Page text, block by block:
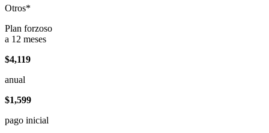
Otros*
Plan forzoso
a 12 meses
$4,119
anual
$1,599
pago inicial